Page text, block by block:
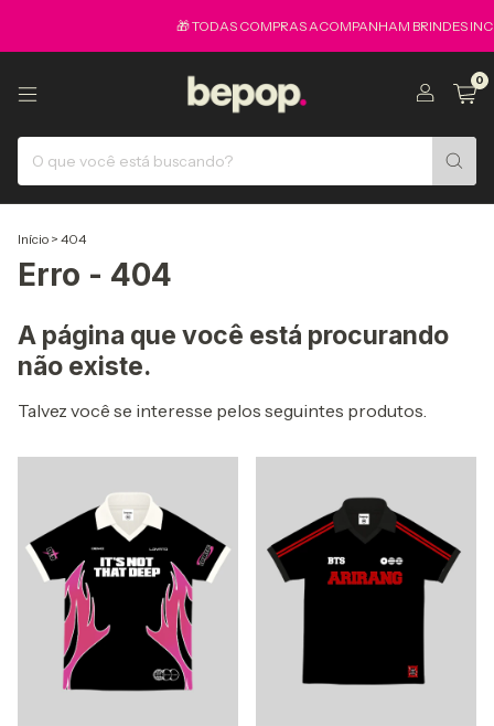
🎁 TODAS COMPRAS ACOMPANHAM BRINDES
0
Início > 404
Erro - 404
A página que você está procurando
não existe.
Talvez você se interesse pelos seguintes produtos.